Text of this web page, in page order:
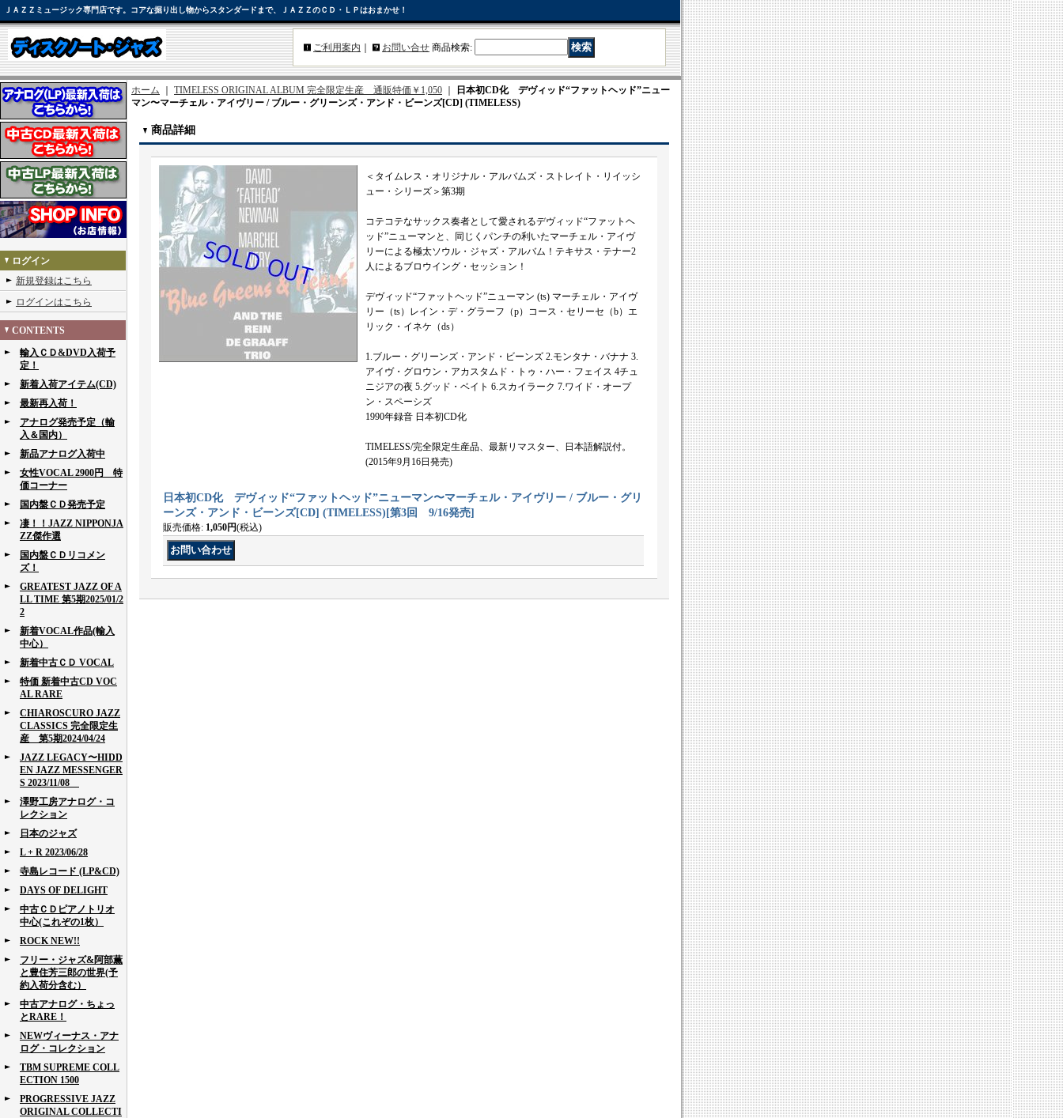
ＪＡＺＺミュージック専門店です。コアな掘り出し物からスタンダードまで、ＪＡＺＺのＣＤ・ＬＰはおまかせ！
ご利用案内 お問い合せ 商品検索:
ログイン
新規登録はこちら
ログインはこちら
CONTENTS
輸入ＣＤ&DVD入荷予
定！
新着入荷アイテム(CD)
最新再入荷！
アナログ発売予定（輸
入＆国内）
新品アナログ入荷中
女性VOCAL 2900円 特
価コーナー
国内盤ＣＤ発売予定
凄！！JAZZ NIPPONJA
ZZ傑作選
国内盤ＣＤリコメン
ズ！
GREATEST JAZZ OF A
LL TIME 第5期2025/01/2
2
新着VOCAL作品(輸入
中心）
新着中古ＣＤ VOCAL
特価 新着中古CD VOC
AL RARE
CHIAROSCURO JAZZ
CLASSICS 完全限定生
産 第5期2024/04/24
JAZZ LEGACY〜HIDD
EN JAZZ MESSENGER
S 2023/11/08
澤野工房アナログ・コ
レクション
日本のジャズ
L + R 2023/06/28
寺島レコード (LP&CD)
DAYS OF DELIGHT
中古ＣＤピアノトリオ
中心(これぞの1枚）
ROCK NEW!!
フリー・ジャズ&阿部薫
と豊住芳三郎の世界(予
約入荷分含む）
中古アナログ・ちょっ
とRARE！
NEWヴィーナス・アナ
ログ・コレクション
TBM SUPREME COLL
ECTION 1500
PROGRESSIVE JAZZ
ORIGINAL COLLECTI
ホーム TIMELESS ORIGINAL ALBUM 完全限定生産 通販特価￥1,050
日本初CD化 デヴィッド“ファットヘッド”ニュー
マン〜マーチェル・アイヴリー / ブルー・グリーンズ・アンド・ビーンズ[CD] (TIMELESS)
商品詳細
＜タイムレス・オリジナル・アルバムズ・ストレイト・リイッシ
ュー・シリーズ＞第3期
コテコテなサックス奏者として愛されるデヴィッド“ファットヘ
ッド”ニューマンと、同じくパンチの利いたマーチェル・アイヴ
リーによる極太ソウル・ジャズ・アルバム！テキサス・テナー2
人によるブロウイング・セッション！
デヴィッド“ファットヘッド”ニューマン (ts) マーチェル・アイヴ
リー（ts）レイン・デ・グラーフ（p）コース・セリーセ（b）エ
リック・イネケ（ds）
1.ブルー・グリーンズ・アンド・ビーンズ 2.モンタナ・バナナ 3.
アイヴ・グロウン・アカスタムド・トゥ・ハー・フェイス 4チュ
ニジアの夜 5.グッド・ベイト 6.スカイラーク 7.ワイド・オープ
ン・スペーシズ
1990年録音 日本初CD化
TIMELESS/完全限定生産品、最新リマスター、日本語解説付。
(2015年9月16日発売)
日本初CD化 デヴィッド“ファットヘッド”ニューマン〜マーチェル・アイヴリー / ブルー・グリ
ーンズ・アンド・ビーンズ[CD] (TIMELESS) [第3回 9/16発売]
販売価格: 1,050円(税込)